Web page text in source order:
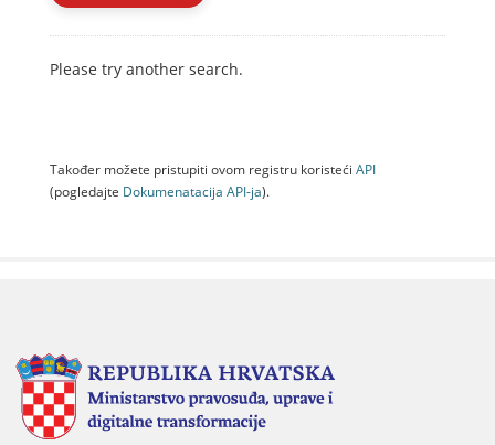
Please try another search.
Također možete pristupiti ovom registru koristeći API
(pogledajte Dokumenаtаcijа API-jа).